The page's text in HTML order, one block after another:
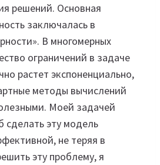
решений. Основная
заключалась в
В многомерных
ограничений в задаче
растет экспоненциально,
методы вычислений
Моей задачей
сделать эту модель
не теряя в
эту проблему, я